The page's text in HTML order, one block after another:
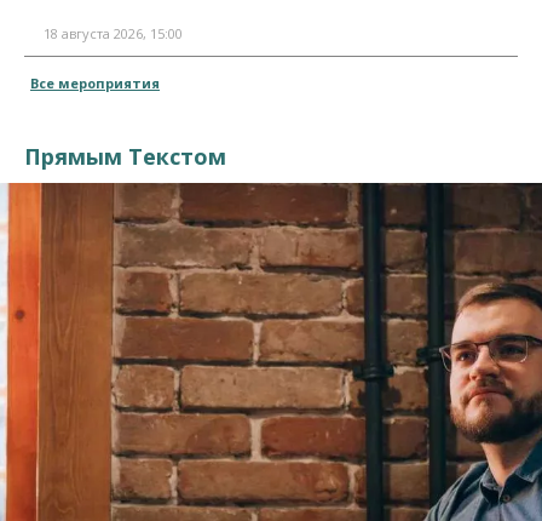
18 августа 2026, 15:00
Все мероприятия
Прямым Текстом